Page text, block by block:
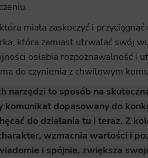
miała zaskoczyć i
która zamiast utrwalać swój
osłabia rozpoznawalność
do czynienia z chwilowym
narzędzi to sposób na
dopasowany do
do działania tu i teraz. Z
wzmacnia wartości i
i spójnie, zwiększa